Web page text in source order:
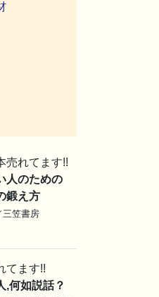
売れてます!!
人のための
鍛え方
三笠書房
てます!!
,何如説話？